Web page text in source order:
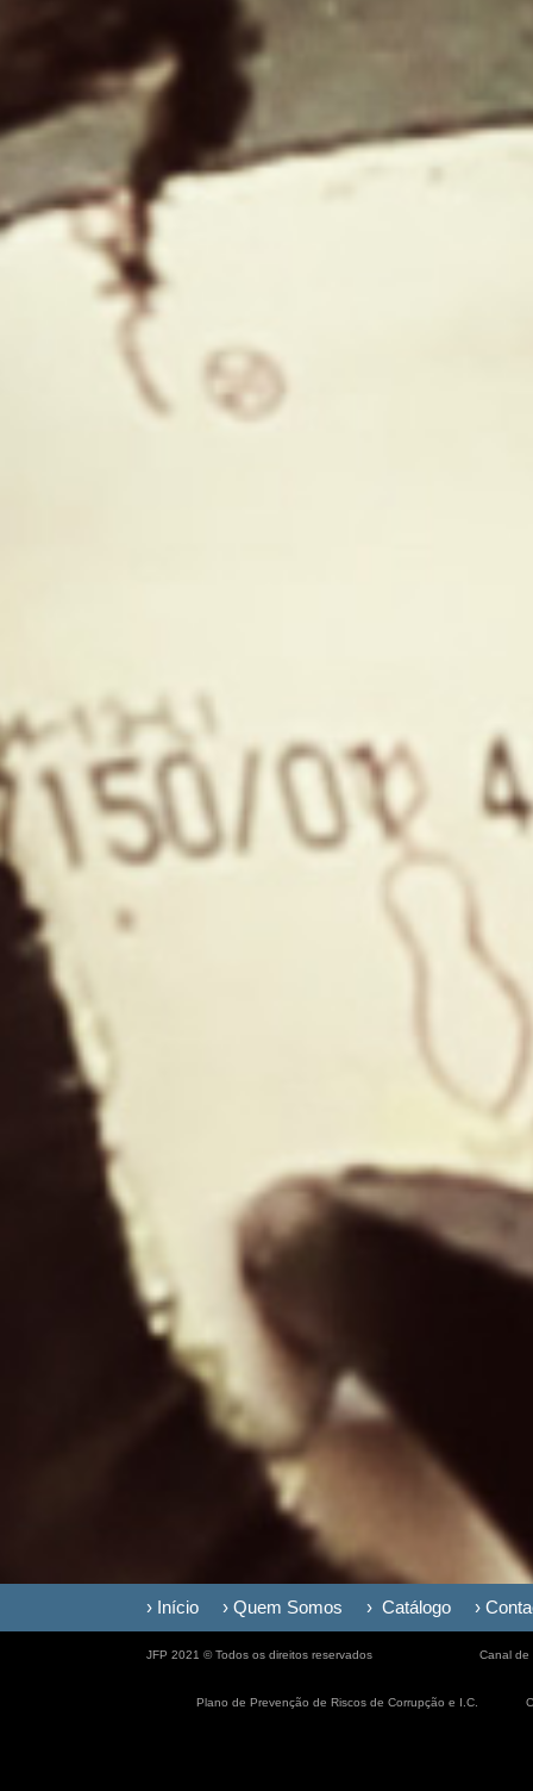
› Início › Quem Somos › Catálogo ›
JFP 2021 © Todos os direitos reservados Canal de
Plano de Prevenção de Riscos de Corrupção e I.C.